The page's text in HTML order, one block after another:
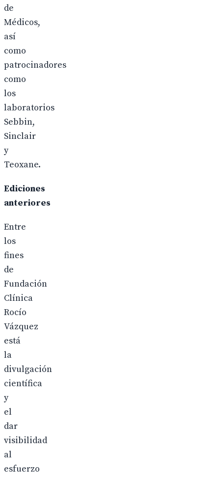
de
Médicos,
así
como
patrocinadores
como
los
laboratorios
Sebbin,
Sinclair
y
Teoxane.
Ediciones
anteriores
Entre
los
fines
de
Fundación
Clínica
Rocío
Vázquez
está
la
divulgación
científica
y
el
dar
visibilidad
al
esfuerzo